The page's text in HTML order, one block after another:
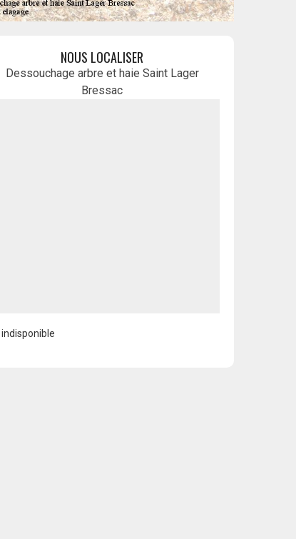
NOUS LOCALISER
Dessouchage arbre et haie Saint Lager
Bressac
indisponible